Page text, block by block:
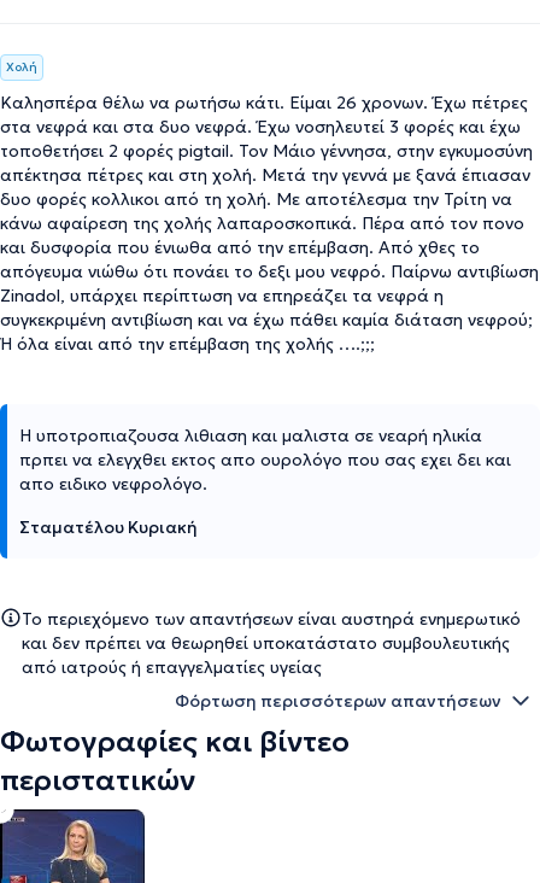
Χολή
Καλησπέρα θέλω να ρωτήσω κάτι. Είμαι 26 χρονων. Έχω πέτρες
στα νεφρά και στα δυο νεφρά. Έχω νοσηλευτεί 3 φορές και έχω
τοποθετήσει 2 φορές pigtail. Τον Μάιο γέννησα, στην εγκυμοσύνη
απέκτησα πέτρες και στη χολή. Μετά την γεννά με ξανά έπιασαν
δυο φορές κολλικοι από τη χολή. Με αποτέλεσμα την Τρίτη να
κάνω αφαίρεση της χολής λαπαροσκοπικά. Πέρα από τον πονο
και δυσφορία που ένιωθα από την επέμβαση. Από χθες το
απόγευμα νιώθω ότι πονάει το δεξι μου νεφρό. Παίρνω αντιβίωση
Zinadol, υπάρχει περίπτωση να επηρεάζει τα νεφρά η
συγκεκριμένη αντιβίωση και να έχω πάθει καμία διάταση νεφρού;
Ή όλα είναι από την επέμβαση της χολής ….;;;
Η υποτροπιαζουσα λιθιαση και μαλιστα σε νεαρή ηλικία
πρπει να ελεγχθει εκτος απο ουρολόγο που σας εχει δει και
απο ειδικο νεφρολόγο.
Σταματέλου Κυριακή
Το περιεχόμενο των απαντήσεων είναι αυστηρά ενημερωτικό
και δεν πρέπει να θεωρηθεί υποκατάστατο συμβουλευτικής
από ιατρούς ή επαγγελματίες υγείας
Φόρτωση περισσότερων απαντήσεων
Φωτογραφίες και βίντεο
περιστατικών